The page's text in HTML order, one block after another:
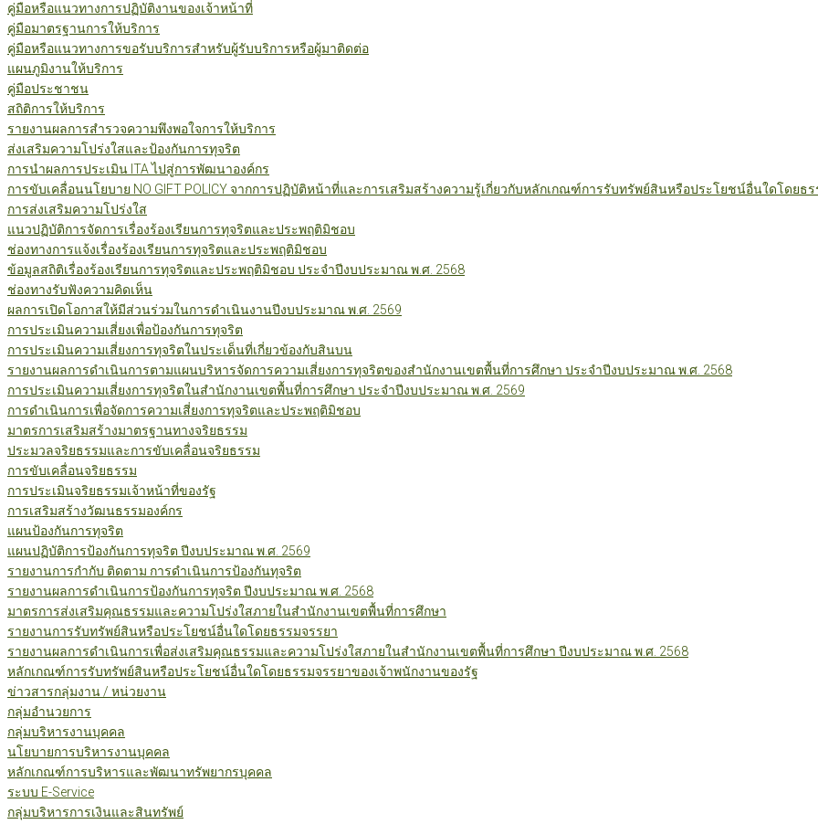
คู่มือหรือแนวทางการปฏิบัติงานของเจ้าหน้าที่
คู่มือมาตรฐานการให้บริการ
คู่มือหรือแนวทางการขอรับบริการสำหรับผู้รับบริการหรือผู้มาติดต่อ
แผนภูมิงานให้บริการ
คู่มือประชาชน
สถิติการให้บริการ
รายงานผลการสำรวจความพึงพอใจการให้บริการ
ส่งเสริมความโปร่งใสและป้องกันการทุจริต
การนำผลการประเมิน ITA ไปสู่การพัฒนาองค์กร
การขับเคลื่อนนโยบาย NO GIFT POLICY จากการปฏิบัติหน้าที่และการเสริมสร้างความรู้เกี่ยวกับหลักเกณฑ์การรับทรัพย์สินหรือประโยชน์อื่นใดโดยธ
การส่งเสริมความโปร่งใส
แนวปฏิบัติการจัดการเรื่องร้องเรียนการทุจริตและประพฤติมิชอบ
ช่องทางการแจ้งเรื่องร้องเรียนการทุจริตและประพฤติมิชอบ
ข้อมูลสถิติเรื่องร้องเรียนการทุจริตและประพฤติมิชอบ ประจำปีงบประมาณ พ.ศ. 2568
ช่องทางรับฟังความคิดเห็น
ผลการเปิดโอกาสให้มีส่วนร่วมในการดำเนินงานปีงบประมาณ พ.ศ. 2569
การประเมินความเสี่ยงเพื่อป้องกันการทุจริต
การประเมินความเสี่ยงการทุจริตในประเด็นที่เกี่ยวข้องกับสินบน
รายงานผลการดำเนินการตามแผนบริหารจัดการความเสี่ยงการทุจริตของสำนักงานเขตพื้นที่การศึกษา ประจำปีงบประมาณ พ.ศ. 2568
การประเมินความเสี่ยงการทุจริตในสำนักงานเขตพื้นที่การศึกษา ประจำปีงบประมาณ พ.ศ. 2569
การดำเนินการเพื่อจัดการความเสี่ยงการทุจริตและประพฤติมิชอบ
มาตรการเสริมสร้างมาตรฐานทางจริยธรรม
ประมวลจริยธรรมและการขับเคลื่อนจริยธรรม
การขับเคลื่อนจริยธรรม
การประเมินจริยธรรมเจ้าหน้าที่ของรัฐ
การเสริมสร้างวัฒนธรรมองค์กร
แผนป้องกันการทุจริต
แผนปฏิบัติการป้องกันการทุจริต ปีงบประมาณ พ.ศ. 2569
รายงานการกำกับ ติดตาม การดำเนินการป้องกันทุจริต
รายงานผลการดำเนินการป้องกันการทุจริต ปีงบประมาณ พ.ศ. 2568
มาตรการส่งเสริมคุณธรรมและความโปร่งใสภายในสำนักงานเขตพื้นที่การศึกษา
รายงานการรับทรัพย์สินหรือประโยชน์อื่นใดโดยธรรมจรรยา
รายงานผลการดำเนินการเพื่อส่งเสริมคุณธรรมและความโปร่งใสภายในสำนักงานเขตพื้นที่การศึกษา ปีงบประมาณ พ.ศ. 2568
หลักเกณฑ์การรับทรัพย์สินหรือประโยชน์อื่นใดโดยธรรมจรรยาของเจ้าพนักงานของรัฐ
ข่าวสารกลุ่มงาน / หน่วยงาน
กลุ่มอำนวยการ
กลุ่มบริหารงานบุคคล
นโยบายการบริหารงานบุคคล
หลักเกณฑ์การบริหารและพัฒนาทรัพยากรบุคคล
ระบบ E-Service
กลุ่มบริหารการเงินและสินทรัพย์